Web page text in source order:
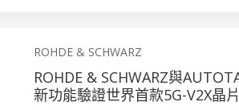
ROHDE & SCHWARZ
ROHDE & SCHWARZ與
新功能驗證世界首款5G-V2X晶